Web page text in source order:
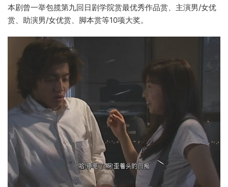
本剧曾一举包揽第九回日剧学院赏最优秀作品赏、主演男/女优
赏、助演男/女优赏、脚本赏等10项大奖。